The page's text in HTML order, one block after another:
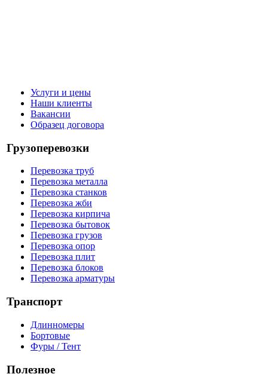
Услуги и цены
Наши клиенты
Вакансии
Образец договора
Грузоперевозки
Перевозка труб
Перевозка металла
Перевозка станков
Перевозка жби
Перевозка кирпича
Перевозка бытовок
Перевозка грузов
Перевозка опор
Перевозка плит
Перевозка блоков
Перевозка арматуры
Транспорт
Длинномеры
Бортовые
Фуры / Тент
Полезное